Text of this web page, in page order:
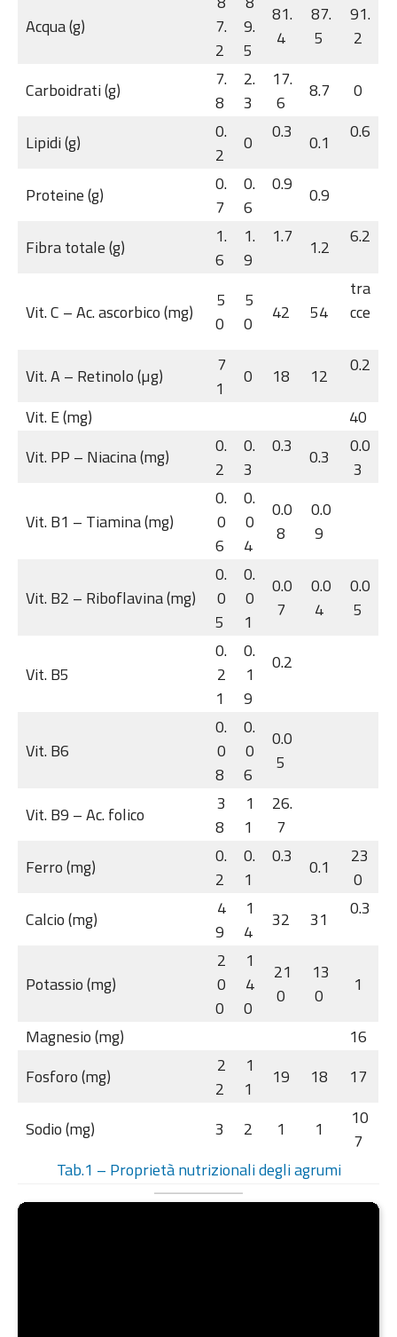
Acqua (g)
7.
2
9.
5
81.
4
87.
5
91.
2
Carboidrati (g)
7.
8
2.
3
17.
6
8.7 0
Lipidi (g)
0.
2
0 0.3 0.1 0.6
Proteine (g)
0.
7
0.
6
0.9 0.9
Fibra totale (g)
1.
6
1.
9
1.7 1.2 6.2
Vit. C – Ac. ascorbico (mg)
5
0
5
0
42 54
tra
cce
Vit. A – Retinolo (µg)
7
1
0 18 12 0.2
Vit. E (mg)
40
Vit. PP – Niacina (mg)
0.
2
0.
3
0.3 0.3
0.0
3
Vit. B1 – Tiamina (mg)
0.
0
6
0.
0
4
0.0
8
0.0
9
Vit. B2 – Riboflavina (mg)
0.
0
5
0.
0
1
0.0
7
0.0
4
0.0
5
Vit. B5
0.
2
1
0.
1
9
0.2
Vit. B6
0.
0
8
0.
0
6
0.0
5
Vit. B9 – Ac. folico
3
8
1
1
26.
7
Ferro (mg)
0.
2
0.
1
0.3 0.1
23
0
Calcio (mg)
4
9
1
4
32 31 0.3
Potassio (mg)
2
0
0
1
4
0
21
0
13
0
1
Magnesio (mg)
16
Fosforo (mg)
2
2
1
1
19 18 17
Sodio (mg) 3 2 1 1
10
7
Tab.1 – Proprietà nutrizionali degli agrumi